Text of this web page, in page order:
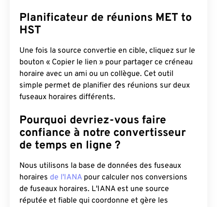
Planificateur de réunions MET to
HST
Une fois la source convertie en cible, cliquez sur le
bouton « Copier le lien » pour partager ce créneau
horaire avec un ami ou un collègue. Cet outil
simple permet de planifier des réunions sur deux
fuseaux horaires différents.
Pourquoi devriez-vous faire
confiance à notre convertisseur
de temps en ligne ?
Nous utilisons la base de données des fuseaux
horaires de l'IANA pour calculer nos conversions
de fuseaux horaires. L'IANA est une source
réputée et fiable qui coordonne et gère les